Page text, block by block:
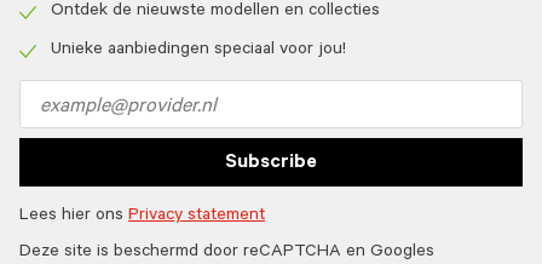
icon
icon
Ontdek de nieuwste modellen en collecties
Unieke aanbiedingen speciaal voor jou!
address
Subscribe
Lees hier ons Privacy statement
Deze site is beschermd door reCAPTCHA en Googles